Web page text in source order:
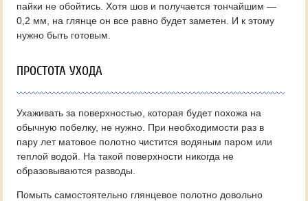
пайки не обойтись. Хотя шов и получается тончайшим —
0,2 мм, на глянце он все равно будет заметен. И к этому
нужно быть готовым.
ПРОСТОТА УХОДА
Ухаживать за поверхностью, которая будет похожа на
обычную побелку, не нужно. При необходимости раз в
пару лет матовое полотно чистится водяным паром или
теплой водой. На такой поверхности никогда не
образовываются разводы.
Помыть самостоятельно глянцевое полотно довольно